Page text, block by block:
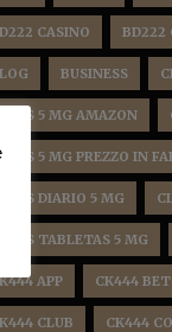
CASINO BD222
BUSINESS
5 MG AMAZON
5 MG PREZZO IN
DIARIO 5 MG
TABLETAS 5 MG
APP CK444 BET
CLUB CK444